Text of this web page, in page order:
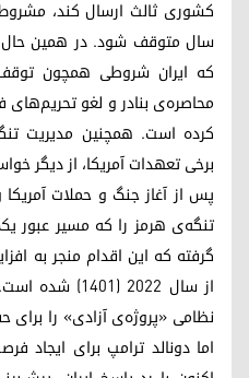
سال متوقف شود. در همین
که ایران شروطی همچون
کرده است. همچنین مدیریت
برخی تعهدات آمریکا، از دیگر
پس از آغاز جنگ و حملات آمریکا
تنگه‌ی هرمز را که مسیر عبور
گرفته که این اقدام منجر به
از سال ۲۰۲۲
نظامی «پروژه‌ی آزادی» را برای
اما دونالد ترامپ برای ایجاد